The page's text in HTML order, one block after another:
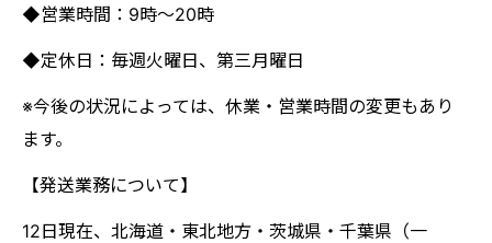
◆営業時間：9時～20時
◆定休日：毎週火曜日、第三月曜日
※今後の状況によっては、休業・営業時間の変更もあり
ます。
【発送業務について】
12日現在、北海道・東北地方・茨城県・千葉県（一